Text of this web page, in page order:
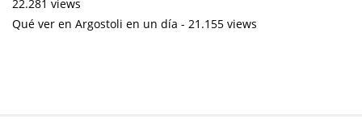
22.281 views
Qué ver en Argostoli en un día - 21.155 views